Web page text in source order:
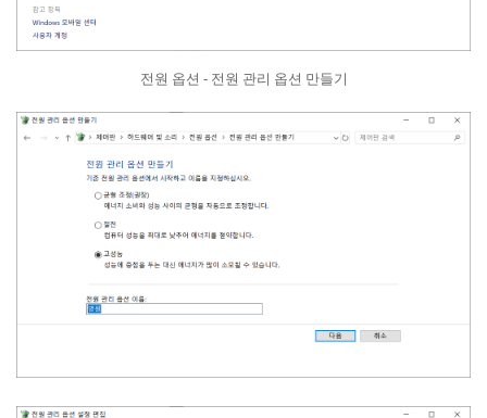
전원 옵션 - 전원 관리 옵션 만들기